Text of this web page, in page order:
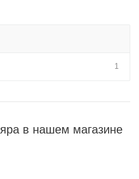
1
в нашем магазине